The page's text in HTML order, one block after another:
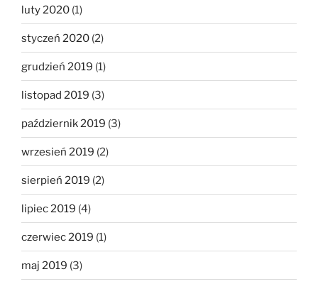
luty 2020 (1)
styczeń 2020 (2)
grudzień 2019 (1)
listopad 2019 (3)
październik 2019 (3)
wrzesień 2019 (2)
sierpień 2019 (2)
lipiec 2019 (4)
czerwiec 2019 (1)
maj 2019 (3)